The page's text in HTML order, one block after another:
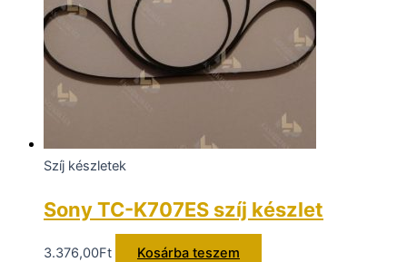
Szíj készletek
Sony TC-K707ES szíj készlet
3.376,00Ft Kosárba teszem